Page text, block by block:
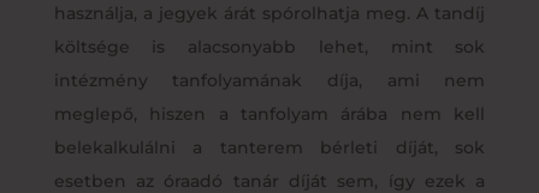
használja, a jegyek árát spórolhatja meg. A tandíj
költsége is alacsonyabb lehet, mint sok
intézmény tanfolyamának díja, ami nem
meglepő, hiszen a tanfolyam árába nem kell
belekalkulálni a tanterem bérleti díját, sok
esetben az óraadó tanár díját sem, így ezek a